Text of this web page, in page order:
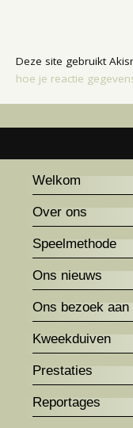
Deze site gebruikt
hoe je reactie
Welkom
Over ons
Speelmethode
Ons nieuws
Ons bezoek aan
Kweekduiven
Prestaties
Reportages